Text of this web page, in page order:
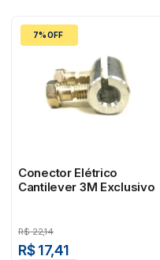
7% OFF
Conector Elétrico
Cantilever 3M Exclusivo
R$ 22,14
R$ 17,41